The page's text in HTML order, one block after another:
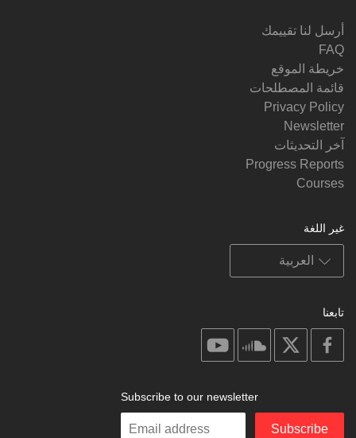
أرسل لنا تقييمك
FAQ
خريطة الموقع
قائمة المصطلحات
Privacy Policy
Newsletter
آخر التحديثات
Progress Reports
Courses
غير اللغة
تابعنا
facebook
soundcloud
Subscribe to our newsletter
Enter
Subscribe